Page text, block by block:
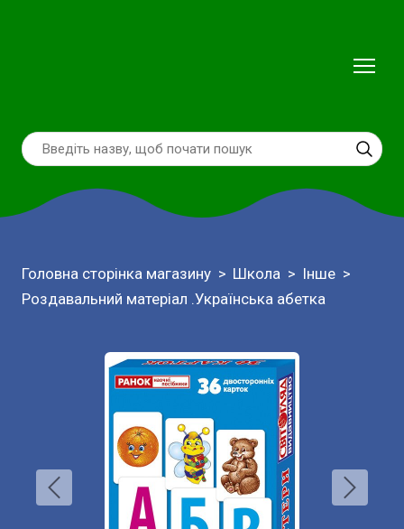
Головна сторінка магазину Школа
Інше
Роздавальний матеріал .Українська абетка